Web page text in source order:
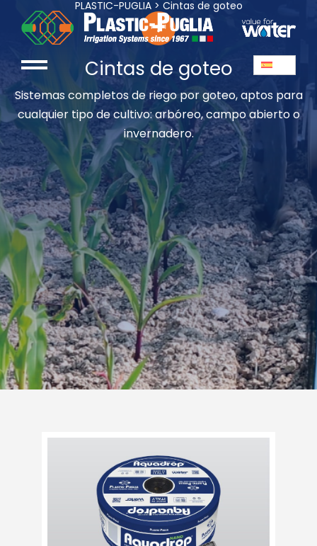
PLASTIC-PUGLIA> Cintas de goteo
Cintas de goteo
Sistemas completos de riego por goteo, aptos para
cualquier tipo de cultivo: arbóreo, campo abierto o
invernadero.